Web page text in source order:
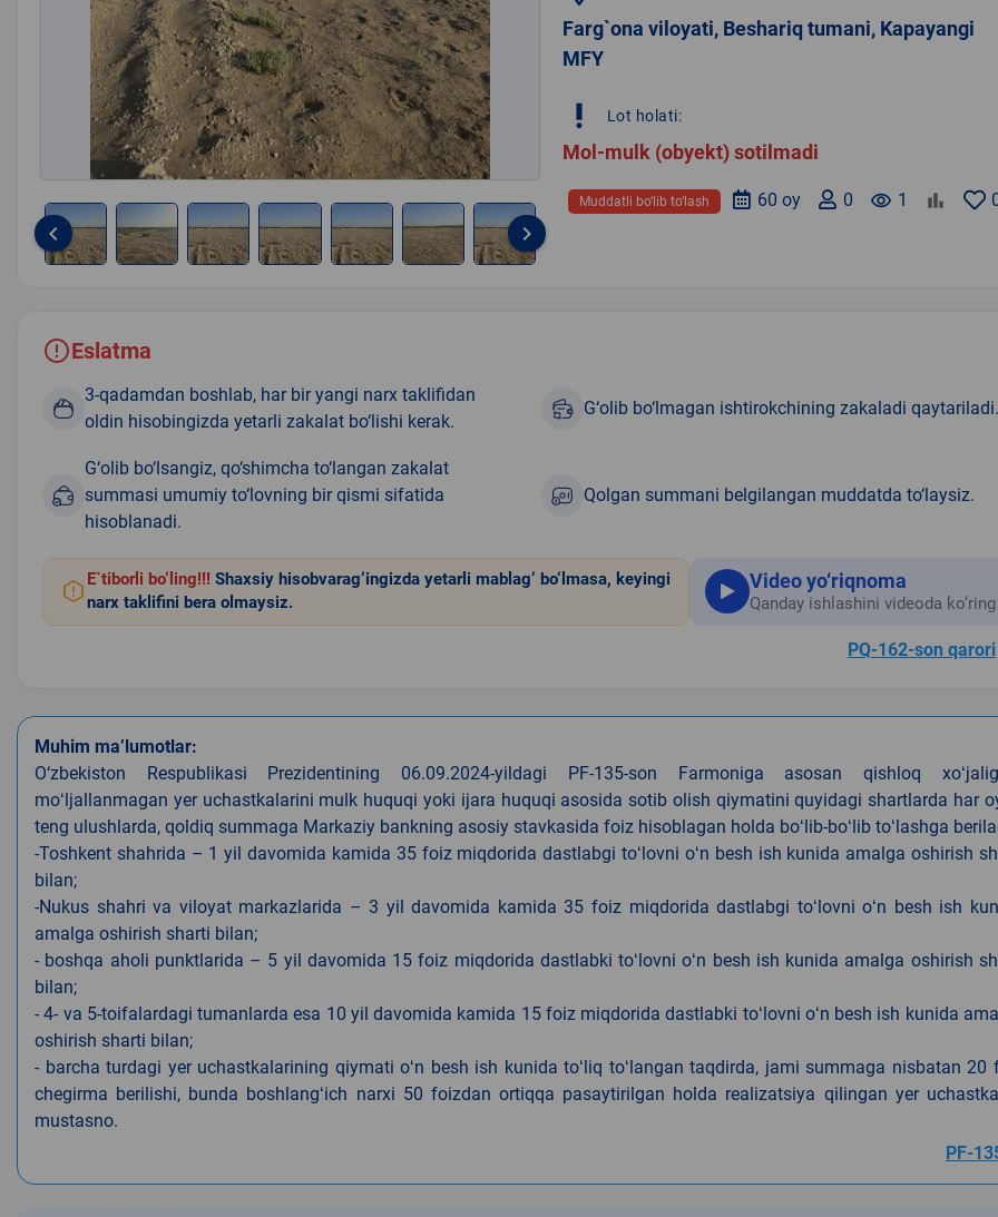
8
keyboard_arrow_left keyboard_arrow_right
Farg`ona viloyati, Beshariq tumani, Kapayangi
MFY
priority_high Lot holati:
Mol-mulk (obyekt) sotilmadi
remove_red_eye 1
0
60 oy
Muddatli bo‘lib to‘lash
Eslatma
3-qadamdan boshlab, har bir yangi narx taklifidan
oldin hisobingizda yetarli zakalat bo‘lishi kerak.
G‘olib bo‘lmagan ishtirokchining zakaladi qaytariladi.
G‘olib bo‘lsangiz, qo‘shimcha to‘langan zakalat
summasi umumiy to‘lovning bir qismi sifatida
hisoblanadi.
Qolgan summani belgilangan muddatda to‘laysiz.
E`tiborli bo‘ling!!! Shaxsiy hisobvarag‘ingizda yetarli mablag‘ bo‘lmasa, keyingi
narx taklifini bera olmaysiz.
Video yo‘riqnoma
Qanday ishlashini videoda ko‘ring
PQ-162-son qarori
Muhim ma’lumotlar:
O‘zbekiston Respublikasi Prezidentining 06.09.2024-yildagi PF-135-son Farmoniga asosan qishloq
moʻljallanmagan yer uchastkalarini mulk huquqi yoki ijara huquqi asosida sotib olish qiymatini quyidagi shartlarda har
teng ulushlarda, qoldiq summaga Markaziy bankning asosiy stavkasida foiz hisoblagan holda boʻlib-boʻlib toʻlashga
-Toshkent shahrida – 1 yil davomida kamida 35 foiz miqdorida dastlabgi toʻlovni oʻn besh ish kunida amalga oshirish
bilan;
-Nukus shahri va viloyat markazlarida – 3 yil davomida kamida 35 foiz miqdorida dastlabgi toʻlovni oʻn besh ish
amalga oshirish sharti bilan;
- boshqa aholi punktlarida – 5 yil davomida 15 foiz miqdorida dastlabki toʻlovni oʻn besh ish kunida amalga oshirish
bilan;
- 4- va 5-toifalardagi tumanlarda esa 10 yil davomida kamida 15 foiz miqdorida dastlabki toʻlovni oʻn besh ish kunida
oshirish sharti bilan;
- barcha turdagi yer uchastkalarining qiymati oʻn besh ish kunida toʻliq toʻlangan taqdirda, jami summaga nisbatan 20
chegirma berilishi, bunda boshlangʻich narxi 50 foizdan ortiqqa pasaytirilgan holda realizatsiya qilingan yer
mustasno.
PF-